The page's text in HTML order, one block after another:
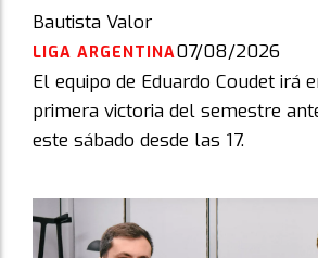
Bautista Valor
LIGA ARGENTINA07/08/2026
El equipo de Eduardo Coudet irá
primera victoria del semestre
este sábado desde las 17.